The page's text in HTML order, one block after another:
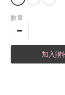
數量
加入購